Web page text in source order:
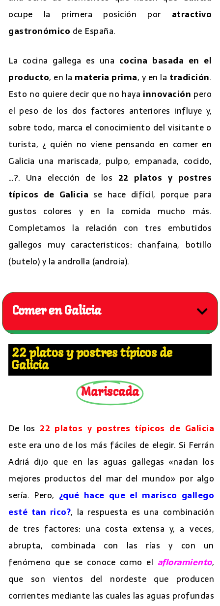
ocupe la primera posición por atractivo
gastronómico de España.
La cocina gallega es una cocina basada en el
producto, en la materia prima, y en la tradición.
Esto no quiere decir que no haya innovación pero
el peso de los dos factores anteriores influye y,
sobre todo, marca el conocimiento del visitante o
turista, ¿ quién no viene pensando en comer en
Galicia una mariscada, pulpo, empanada, cocido,
…?. Una elección de los 22 platos y postres
típicos de Galicia se hace difícil, porque para
gustos colores y en la comida mucho más.
Completamos la relación con tres embutidos
gallegos muy caracteristicos: chanfaina, botillo
(butelo) y la androlla (androia).
Comer en Galicia
22 platos y postres típicos de
Galicia
Mariscada
De los 22 platos y postres típicos de Galicia
este era uno de los más fáciles de elegir. Si Ferrán
Adriá dijo que en las aguas gallegas «nadan los
mejores productos del mar del mundo» por algo
sería. Pero, ¿qué hace que el marisco gallego
esté tan rico?, la respuesta es una combinación
de tres factores: una costa extensa y, a veces,
abrupta, combinada con las rías y con un
fenómeno que se conoce como el afloramiento,
que son vientos del nordeste que producen
corrientes mediante las cuales las aguas profundas